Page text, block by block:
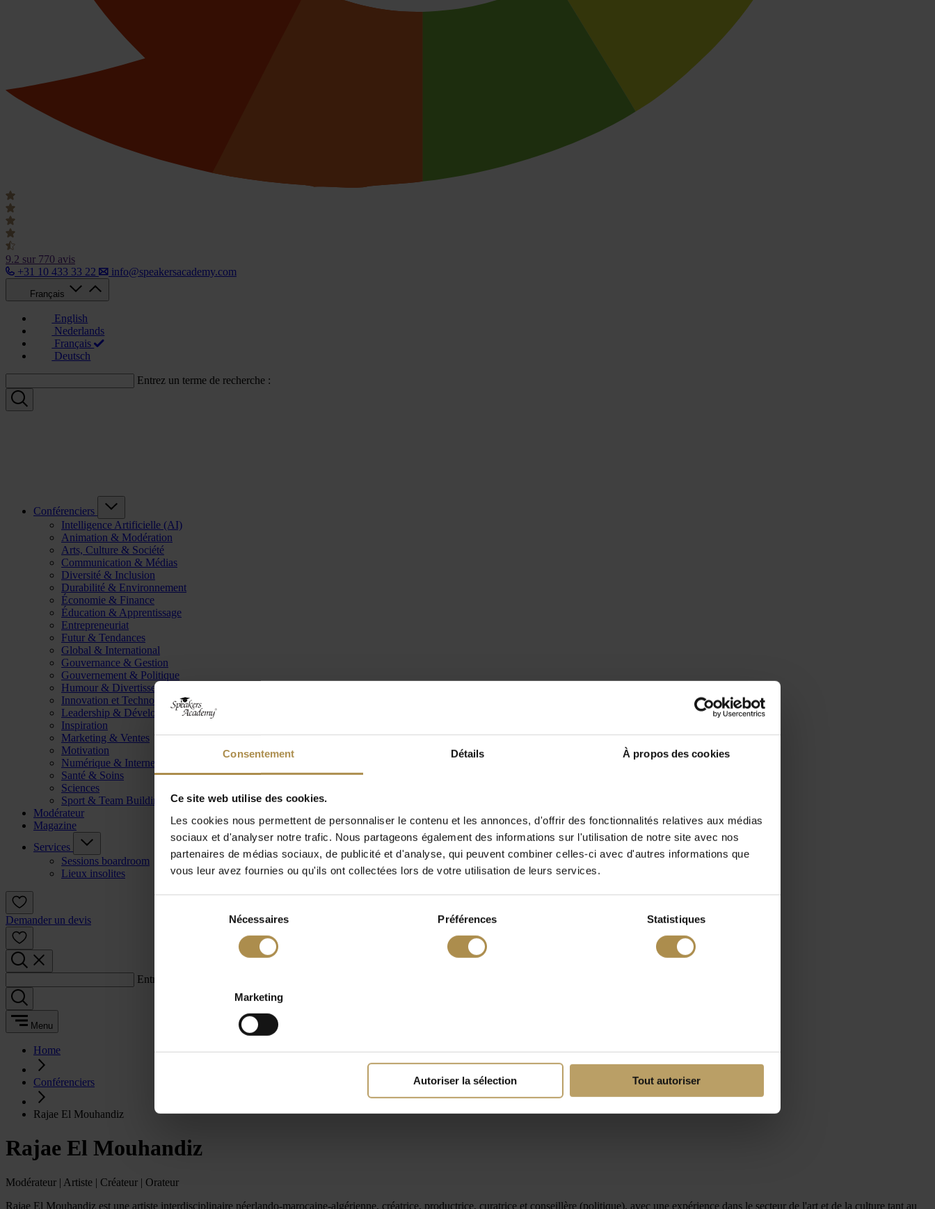
Consentement Détails À propos des cookies
Ce site web utilise des cookies.
Les cookies nous permettent de personnaliser le contenu et les annonces, d'offrir des fonctionnalités relatives aux médias
sociaux et d'analyser notre trafic. Nous partageons également des informations sur l'utilisation de notre site avec nos
partenaires de médias sociaux, de publicité et d'analyse, qui peuvent combiner celles-ci avec d'autres informations que
vous leur avez fournies ou qu'ils ont collectées lors de votre utilisation de leurs services.
Nécessaires Préférences Statistiques
Marketing
Autoriser la sélection Tout autoriser
9.2 sur 770 avis
+31 10 433 33 22
info@speakersacademy.com
Français
English
Nederlands
Français
Deutsch
Entrez un terme de recherche :
Conférenciers
Intelligence Artificielle (AI)
Animation & Modération
Arts, Culture & Société
Communication & Médias
Diversité & Inclusion
Durabilité & Environnement
Économie & Finance
Éducation & Apprentissage
Entrepreneuriat
Futur & Tendances
Global & International
Gouvernance & Gestion
Gouvernement & Politique
Humour & Divertissement
Innovation et Technologie
Leadership & Développement
Inspiration
Marketing & Ventes
Motivation
Numérique & Internet
Santé & Soins
Sciences
Sport & Team Building
Modérateur
Magazine
Services
Sessions boardroom
Lieux insolites
Demander un devis
Entrez un terme de recherche :
Menu
Home
Conférenciers
Rajae El Mouhandiz
Rajae El Mouhandiz
Modérateur | Artiste | Créateur | Orateur
Rajae El Mouhandiz est une artiste interdisciplinaire néerlando-marocaine-algérienne, créatrice, productrice, curatrice et conseillère (politique), avec une expérience dans le secteur de l'art et de la culture tant au